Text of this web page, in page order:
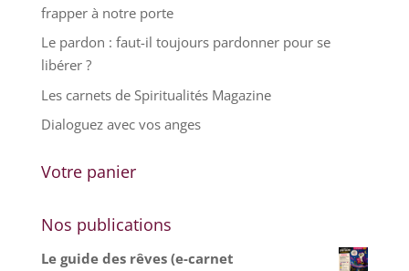
frapper à notre porte
Le pardon : faut-il toujours pardonner pour se
libérer ?
Les carnets de Spiritualités Magazine
Dialoguez avec vos anges
Votre panier
Nos publications
Le guide des rêves (e-carnet